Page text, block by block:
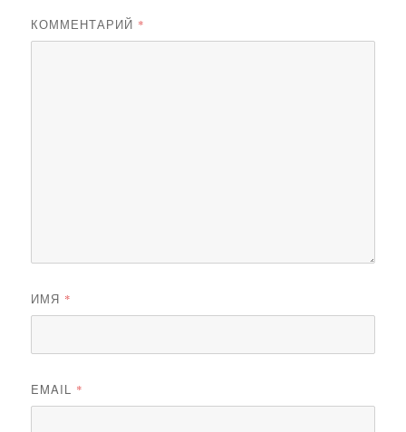
КОММЕНТАРИЙ *
ИМЯ *
EMAIL *